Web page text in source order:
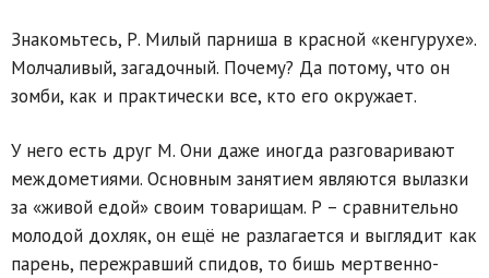
Знакомьтесь, Р. Милый парниша в красной «кенгурухе».
Молчаливый, загадочный. Почему? Да потому, что он
зомби, как и практически все, кто его окружает.
У него есть друг М. Они даже иногда разговаривают
междометиями. Основным занятием являются вылазки
за «живой едой» своим товарищам. Р – сравнительно
молодой дохляк, он ещё не разлагается и выглядит как
парень, пережравший спидов, то бишь мертвенно-